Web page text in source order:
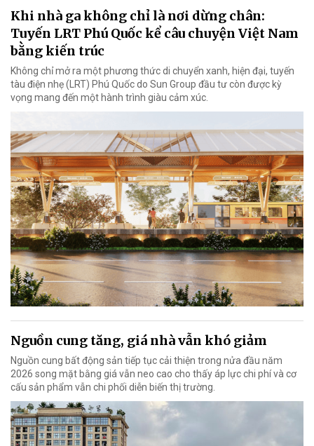
Khi nhà ga không chỉ là nơi dừng chân:
Tuyến LRT Phú Quốc kể câu chuyện Việt Nam
bằng kiến trúc
Không chỉ mở ra một phương thức di chuyển xanh, hiện đại, tuyến
tàu điện nhẹ (LRT) Phú Quốc do Sun Group đầu tư còn được kỳ
vọng mang đến một hành trình giàu cảm xúc.
Nguồn cung tăng, giá nhà vẫn khó giảm
Nguồn cung bất động sản tiếp tục cải thiện trong nửa đầu năm
2026 song mặt bằng giá vẫn neo cao cho thấy áp lực chi phí và cơ
cấu sản phẩm vẫn chi phối diễn biến thị trường.